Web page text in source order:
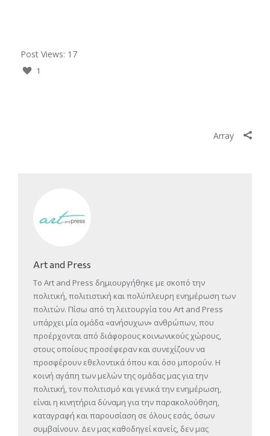
Post Views: 17
1
Array
Art and Press
Το Art and Press δημιουργήθηκε με σκοπό την
πολιτική, πολιτιστική και πολύπλευρη ενημέρωση των
πολιτών. Πίσω από τη λειτουργία του Art and Press
υπάρχει μία ομάδα «ανήσυχων» ανθρώπων, που
προέρχονται από διάφορους κοινωνικούς χώρους,
στους οποίους προσέφεραν και συνεχίζουν να
προσφέρουν εθελοντικά όπου και όσο μπορούν. Η
κοινή αγάπη των μελών της ομάδας μας για την
πολιτική, τον πολιτισμό και γενικά την ενημέρωση,
είναι η κινητήρια δύναμη για την παρακολούθηση,
καταγραφή και παρουσίαση σε όλους εσάς, όσων
συμβαίνουν. Δεν μας καθοδηγεί κανείς, δεν μας